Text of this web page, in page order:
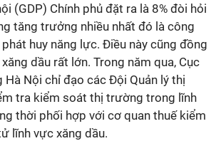
(GDP) Chính phủ đặt ra là 8% đòi hỏi
tăng trưởng nhiều nhất đó là công
huy năng lực. Điều này cũng đồng
dầu rất lớn. Trong năm qua, Cục
Hà Nội chỉ đạo các Đội Quản lý thị
tra kiểm soát thị trường trong lĩnh
thời phối hợp với cơ quan thuế kiểm
lĩnh vực xăng dầu.